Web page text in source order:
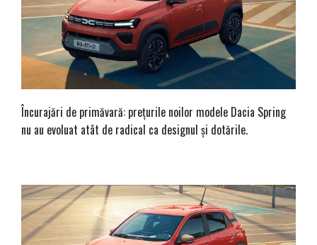
Încurajări de primăvară: prețurile noilor modele Dacia Spring
nu au evoluat atât de radical ca designul și dotările.